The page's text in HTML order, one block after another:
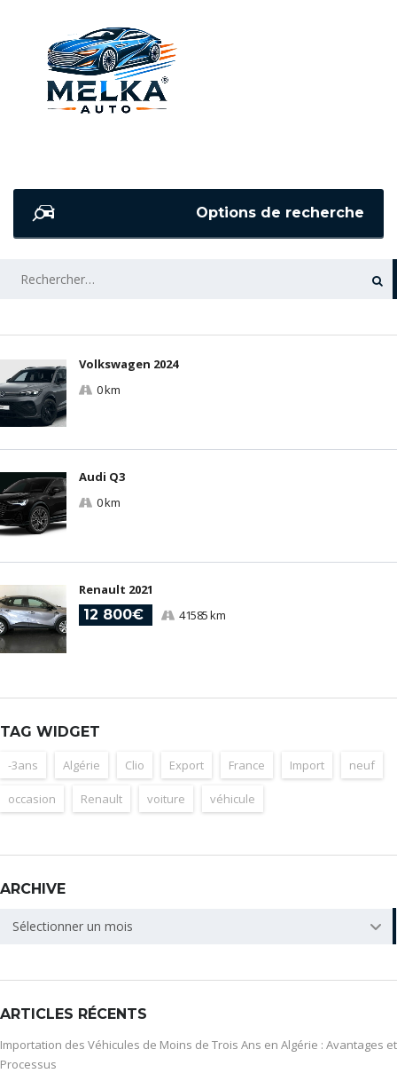
Options de recherche
RECHERCHER :
Volkswagen 2024
0 km
Audi Q3
0 km
Renault 2021
12 800€ 41585 km
TAG WIDGET
-3ans Algérie Clio Export France Import neuf
occasion Renault voiture véhicule
ARCHIVE
ARCHIVE
Sélectionner un mois
ARTICLES RÉCENTS
Importation des Véhicules de Moins de Trois Ans en Algérie : Avantages et
Processus